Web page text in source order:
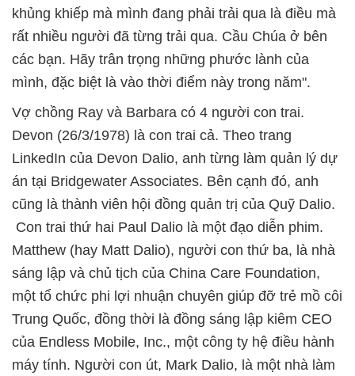
khủng khiếp mà mình đang phải trải qua là điều mà
rất nhiều người đã từng trải qua. Cầu Chúa ở bên
các bạn. Hãy trân trọng những phước lành của
mình, đặc biệt là vào thời điểm này trong năm".
Vợ chồng Ray và Barbara có 4 người con trai.
Devon (26/3/1978) là con trai cả. Theo trang
LinkedIn của Devon Dalio, anh từng làm quản lý dự
án tại Bridgewater Associates. Bên cạnh đó, anh
cũng là thành viên hội đồng quản trị của Quỹ Dalio.
Con trai thứ hai Paul Dalio là một đạo diễn phim.
Matthew (hay Matt Dalio), người con thứ ba, là nhà
sáng lập và chủ tịch của China Care Foundation,
một tổ chức phi lợi nhuận chuyên giúp đỡ trẻ mồ côi
Trung Quốc, đồng thời là đồng sáng lập kiêm CEO
của Endless Mobile, Inc., một công ty hệ điều hành
máy tính. Người con út, Mark Dalio, là một nhà làm